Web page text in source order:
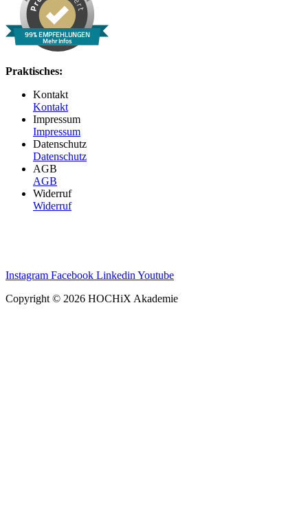
99% EMPFEHLUNGEN
Mehr Infos
Praktisches:
Kontakt
Kontakt
Impressum
Impressum
Datenschutz
Datenschutz
AGB
AGB
Widerruf
Widerruf
Instagram Facebook Linkedin Youtube
Copyright © 2026 HOCHiX Akademie